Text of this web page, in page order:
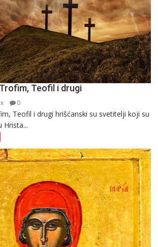
Teofil i drugi
0
Teofil i drugi hrišćanski su svetitelji koji su
Hrista...